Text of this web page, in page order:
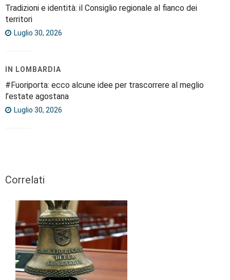
Tradizioni e identità: il Consiglio regionale al fianco dei
territori
Luglio 30, 2026
IN LOMBARDIA
#Fuoriporta: ecco alcune idee per trascorrere al meglio
l’estate agostana
Luglio 30, 2026
Correlati